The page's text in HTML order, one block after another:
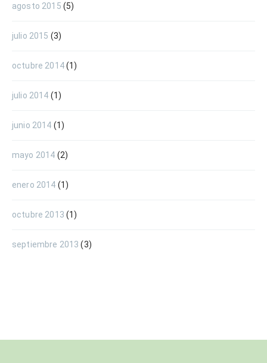
agosto 2015 (5)
julio 2015 (3)
octubre 2014(1)
julio 2014 (1)
junio 2014 (1)
mayo 2014 (2)
enero 2014 (1)
octubre 2013 (1)
septiembre 2013 (3)